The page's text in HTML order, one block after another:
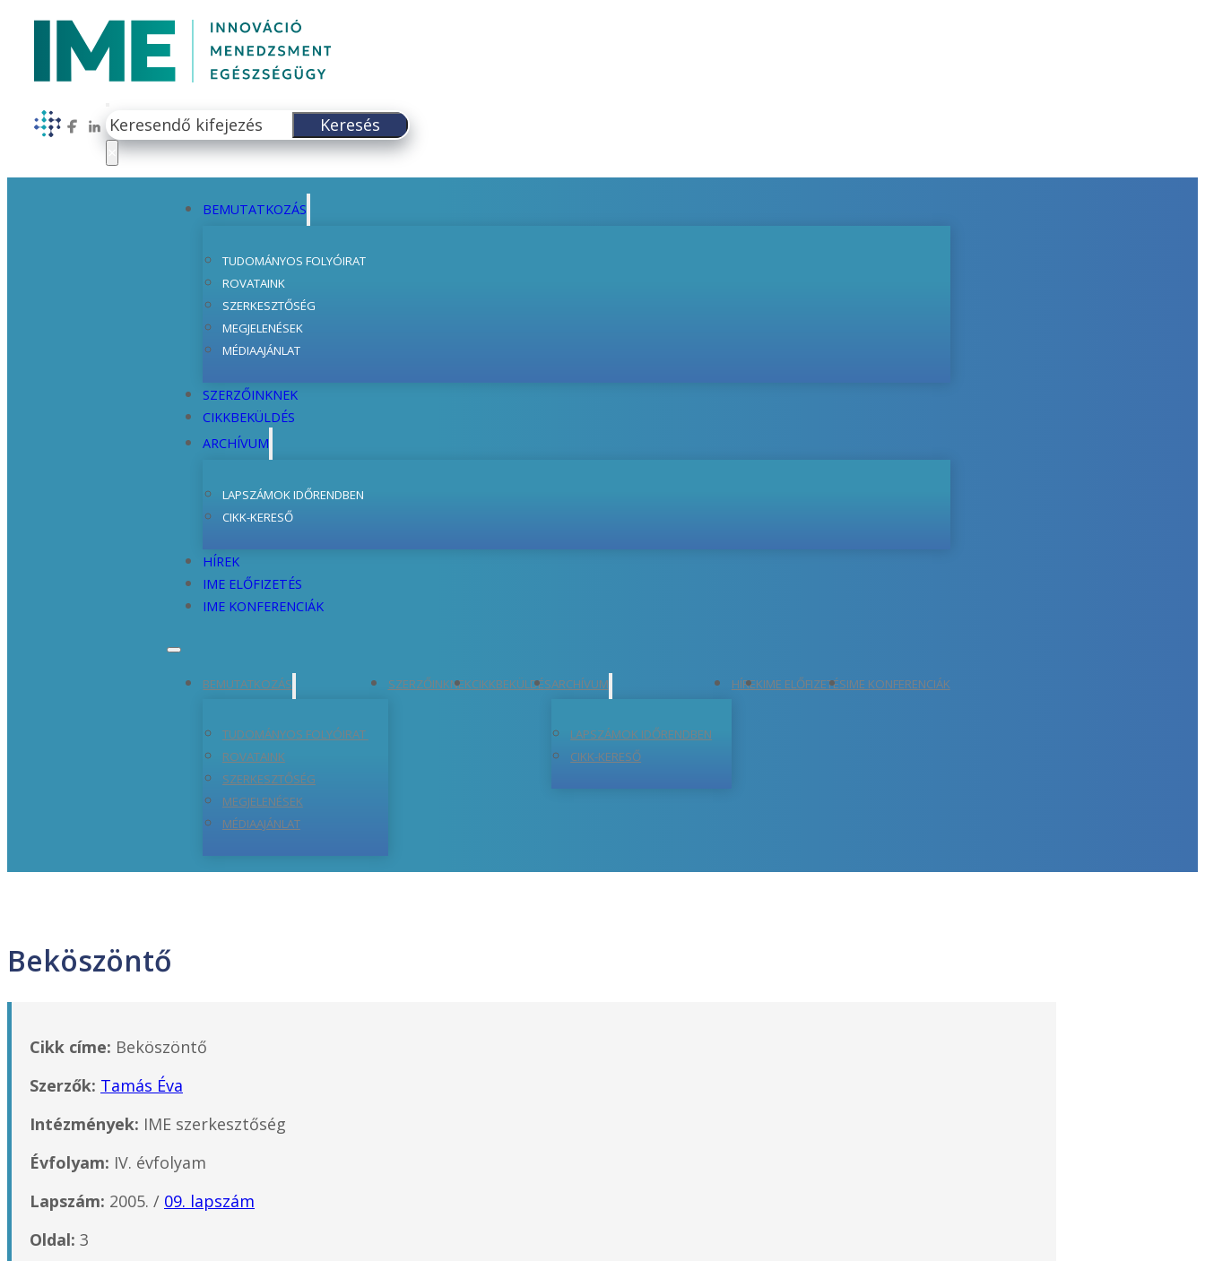
Follow us on Facebook
Follow us on LinkedIn
Keresés
Keresés
BEMUTATKOZÁS
TUDOMÁNYOS FOLYÓIRAT
ROVATAINK
SZERKESZTŐSÉG
MEGJELENÉSEK
MÉDIAAJÁNLAT
SZERZŐINKNEK
CIKKBEKÜLDÉS
ARCHÍVUM
LAPSZÁMOK IDŐRENDBEN
CIKK-KERESŐ
HÍREK
IME ELŐFIZETÉS
IME KONFERENCIÁK
BEMUTATKOZÁS
TUDOMÁNYOS FOLYÓIRAT
ROVATAINK
SZERKESZTŐSÉG
MEGJELENÉSEK
MÉDIAAJÁNLAT
SZERZŐINKNEKCIKKBEKÜLDÉSARCHÍVUM
LAPSZÁMOK IDŐRENDBEN
CIKK-KERESŐ
HÍREKIME ELŐFIZETÉSIME KONFERENCIÁK
Beköszöntő
Cikk címe: Beköszöntő
Szerzők: Tamás Éva
Intézmények: IME szerkesztőség
Évfolyam: IV. évfolyam
Lapszám: 2005. / 09. lapszám
Oldal: 3